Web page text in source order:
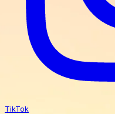
TikTok